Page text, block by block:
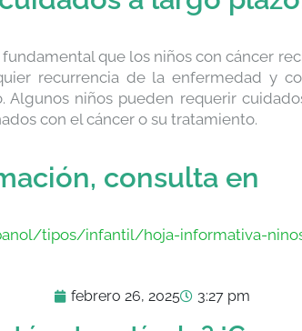
que los niños con cáncer
recurrencia de la enfermedad y
Algunos niños pueden requerir
con el cáncer o su tratamiento.
consulta en
tipos/infantil/hoja-informativa-
febrero 26, 2025 3:27 pm